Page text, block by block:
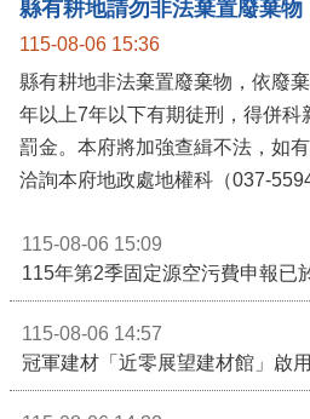
縣有耕地請勿非法棄置廢棄物
115-08-06 15:36
縣有耕地非法棄置廢棄物，依廢
年以上7年以下有期徒刑，得併科
罰金。本府將加強查緝不法，如
115-08-06 15:09
115-08-06 14:57